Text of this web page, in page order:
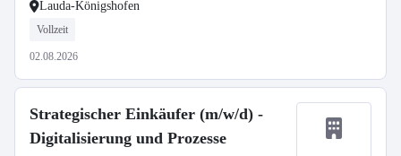
Lauda-Königshofen
Vollzeit
02.08.2026
Strategischer Einkäufer (m/w/d) -
Digitalisierung und Prozesse